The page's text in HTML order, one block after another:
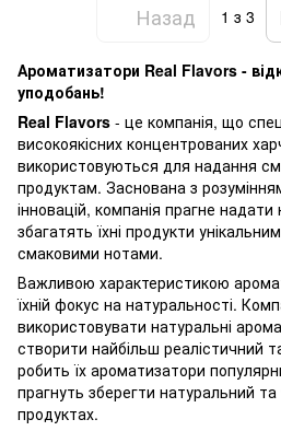
Назад 1 з 3
Ароматизатори Real Flavors -
уподобань!
Real Flavors - це компанія, що
високоякісних концентрованих
використовуються для надання
продуктам. Заснована з
інновацій, компанія прагне надати
збагатять їхні продукти
смаковими нотами.
Важливою характеристикою
їхній фокус на натуральності.
використовувати натуральні
створити найбільш реалістичний
робить їх ароматизатори
прагнуть зберегти натуральний
продуктах.